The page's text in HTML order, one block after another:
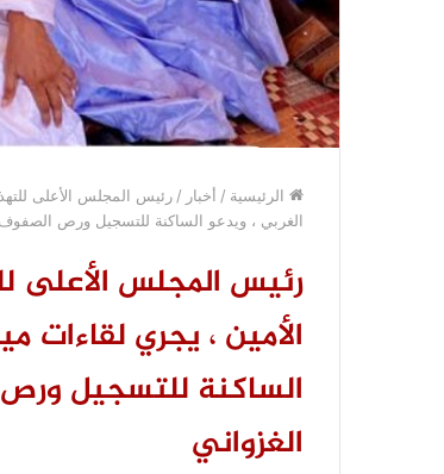
الرئيسية / أخبار / رئيس المجلس الأعلى
الغربي ، ويدعو الساكنة للتسجيل ورص
رئيس المجلس الأعلى
الأمين ، يجري لقاءات
الساكنة للتسجيل
الغزواني